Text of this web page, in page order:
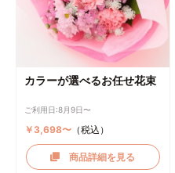
カラーが選べるお任せ花束
ご利用日:8月9日〜
￥3,698〜（税込）
商品詳細を見る